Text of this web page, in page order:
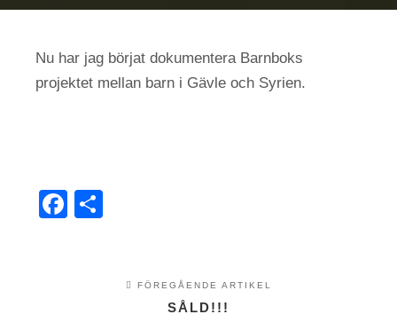
Nu har jag börjat dokumentera Barnboks
projektet mellan barn i Gävle och Syrien.
Facebook
FÖREGÅENDE ARTIKEL
SÅLD!!!